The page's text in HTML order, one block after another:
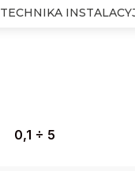
TECHNIKA
0,1 ÷ 5